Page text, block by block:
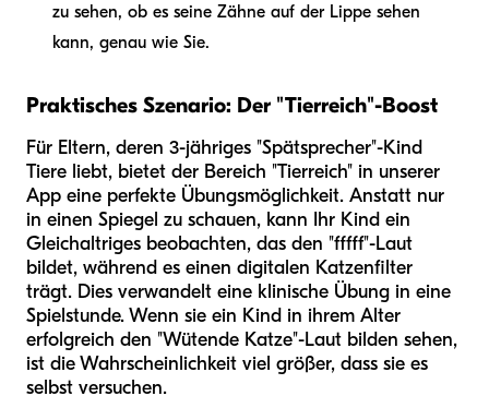
zu sehen, ob es seine Zähne auf der Lippe sehen
kann, genau wie Sie.
Praktisches Szenario: Der "Tierreich"-Boost
Für Eltern, deren 3-jähriges "Spätsprecher"-Kind
Tiere liebt, bietet der Bereich "Tierreich" in unserer
App eine perfekte Übungsmöglichkeit. Anstatt nur
in einen Spiegel zu schauen, kann Ihr Kind ein
Gleichaltriges beobachten, das den "fffff"-Laut
bildet, während es einen digitalen Katzenfilter
trägt. Dies verwandelt eine klinische Übung in eine
Spielstunde. Wenn sie ein Kind in ihrem Alter
erfolgreich den "Wütende Katze"-Laut bilden sehen,
ist die Wahrscheinlichkeit viel größer, dass sie es
selbst versuchen.